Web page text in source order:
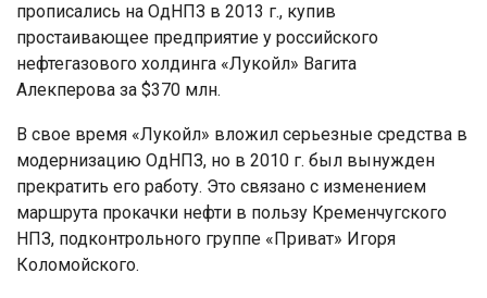
прописались на ОдНПЗ в 2013 г., купив
простаивающее предприятие у российского
нефтегазового холдинга «Лукойл» Вагита
Алекперова за $370 млн.
В свое время «Лукойл» вложил серьезные средства в
модернизацию ОдНПЗ, но в 2010 г. был вынужден
прекратить его работу. Это связано с изменением
маршрута прокачки нефти в пользу Кременчугского
НПЗ, подконтрольного группе «Приват» Игоря
Коломойского.